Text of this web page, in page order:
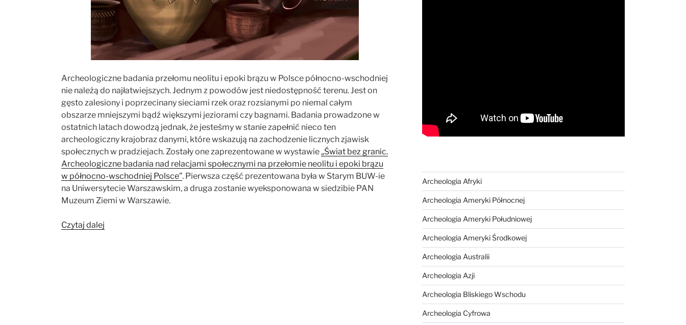
Archeologiczne badania przełomu neolitu i epoki brązu w Polsce północno-wschodniej
nie należą do najłatwiejszych. Jednym z powodów jest niedostępność terenu. Jest on
gęsto zalesiony i poprzecinany sieciami rzek oraz rozsianymi po niemal całym
obszarze mniejszymi bądź większymi jeziorami czy bagnami. Badania prowadzone w
ostatnich latach dowodzą jednak, że jesteśmy w stanie zapełnić nieco ten
archeologiczny krajobraz danymi, które wskazują na zachodzenie licznych zjawisk
społecznych w pradziejach. Zostały one zaprezentowane w wystawie „Świat bez granic.
Archeologiczne badania nad relacjami społecznymi na przełomie neolitu i epoki brązu
w północno-wschodniej Polsce”. Pierwsza część prezentowana była w Starym BUW-ie
na Uniwersytecie Warszawskim, a druga zostanie wyeksponowana w siedzibie PAN
Muzeum Ziemi w Warszawie.
Czytaj dalej
Archeologia Afryki
Archeologia Ameryki Północnej
Archeologia Ameryki Południowej
Archeologia Ameryki Środkowej
Archeologia Australii
Archeologia Azji
Archeologia Bliskiego Wschodu
Archeologia Cyfrowa